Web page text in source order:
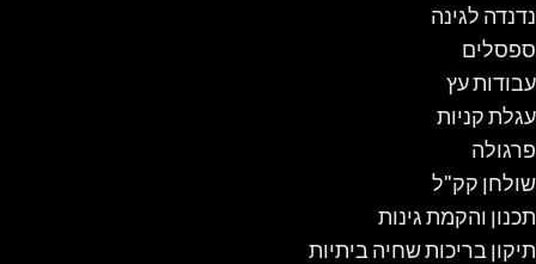
נדנדה לגינה
ספסלים
עבודות עץ
עגלת קניות
פרגולה
שולחן קק"ל
תכנון והקמת גינות
תיקון בריכות שחיה ביתיות